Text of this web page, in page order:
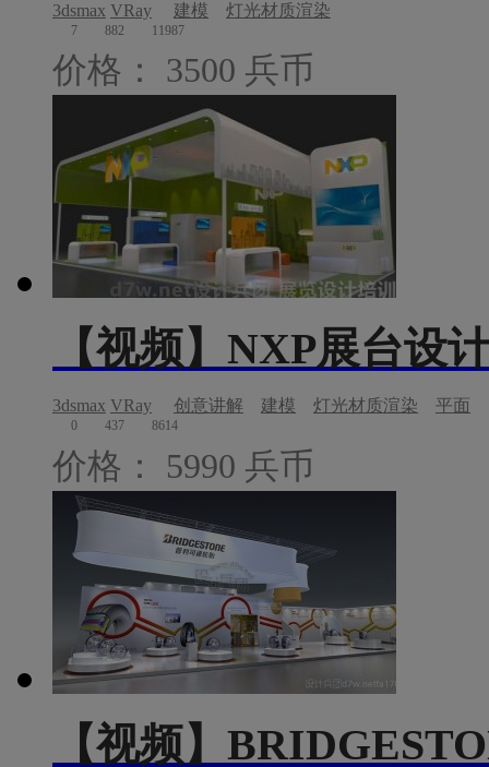
3dsmax VRay 建模 灯光材质渲染
7 882 11987
价格： 3500 兵币
【视频】NXP展台设
3dsmax VRay 创意讲解 建模 灯光材质渲染 平面
0 437 8614
价格： 5990 兵币
【视频】